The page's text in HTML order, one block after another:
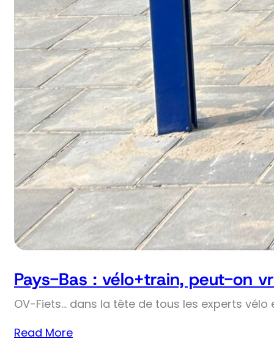
Pays-Bas : vélo+train, peut-on
OV-Fiets… dans la tête de tous les experts
Read More